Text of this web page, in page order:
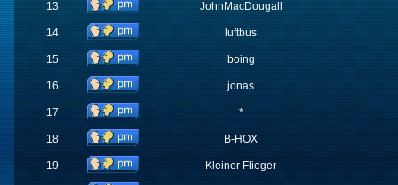
13 JohnMacDougall
14 luftbus
15 boing
16 jonas
17 *
18 B-HOX
19 Kleiner Flieger